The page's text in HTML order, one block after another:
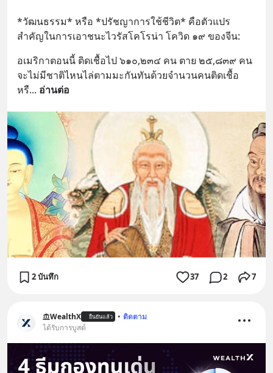
*วัฒนธรรม* หรือ *ปรัชญาการใช้ชีวิต* คือตัวแปร
สำคัญในการเอาชนะไวรัสโคโรน่า โควิด ๑๙ ของจีน:
อเมริกาตอนนี้ ติดเชื้อไป ๖๑๐,๒๓๔ คน ตาย ๒๕,๘๓๙ คน
จะไม่มีชาติไหนไล่ตามมะกันทันด้วยจำนวนคนติดเชื้อ
หรื... อ่านต่อ
2 บันทึก 37 2 7
WealthX ยืนยันแล้ว • ติดตาม
ได้รับการบูสต์